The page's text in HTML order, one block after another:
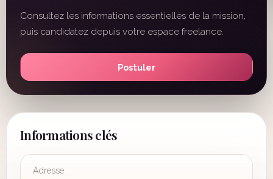
Consultez les informations essentielles de la mission,
puis candidatez depuis votre espace freelance.
Postuler
Informations clés
Adresse